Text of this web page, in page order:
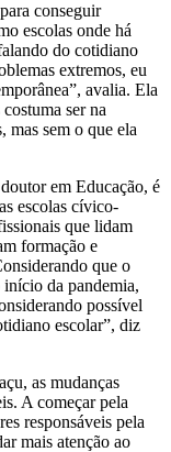
conseguir
escolas onde há
do cotidiano
extremos, eu
avalia. Ela
ser na
mas sem o que ela
em Educação, é
escolas cívico-
que lidam
formação e
que o
da pandemia,
possível
escolar”, diz
as mudanças
A começar pela
responsáveis pela
mais atenção ao